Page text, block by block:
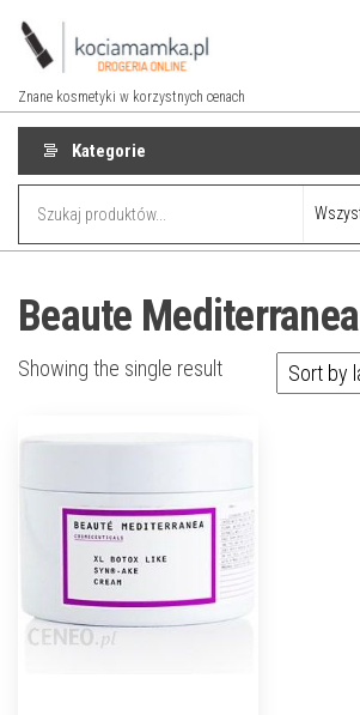
Przejdź
Znane kosmetyki w korzystnych cenach
Kategorie
Beaute Mediterranea
Showing the single result